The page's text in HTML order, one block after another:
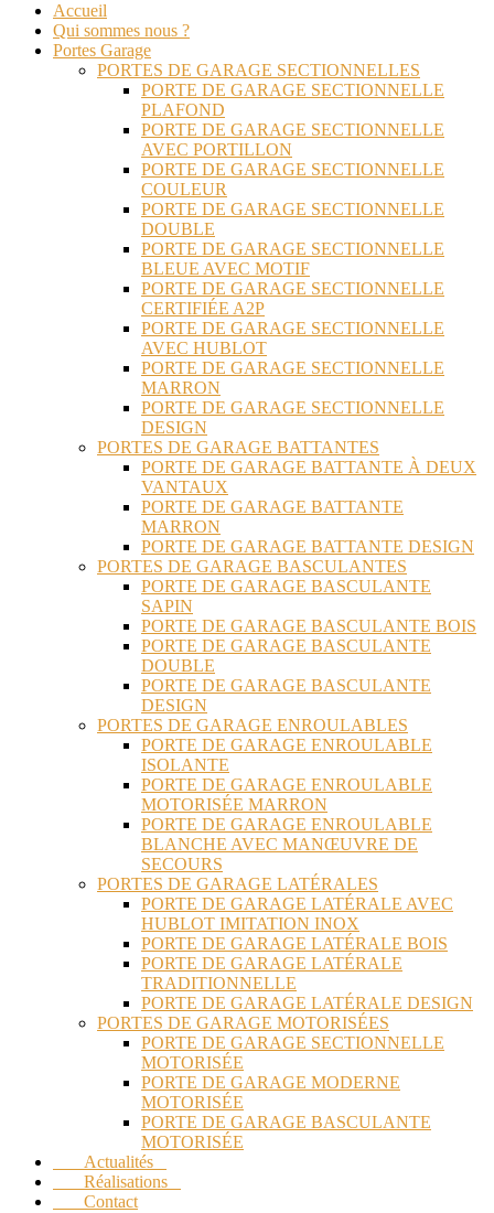
Accueil
Qui sommes nous ?
Portes Garage
PORTES DE GARAGE SECTIONNELLES
PORTE DE GARAGE SECTIONNELLE
PLAFOND
PORTE DE GARAGE SECTIONNELLE
AVEC PORTILLON
PORTE DE GARAGE SECTIONNELLE
COULEUR
PORTE DE GARAGE SECTIONNELLE
DOUBLE
PORTE DE GARAGE SECTIONNELLE
BLEUE AVEC MOTIF
PORTE DE GARAGE SECTIONNELLE
CERTIFIÉE A2P
PORTE DE GARAGE SECTIONNELLE
AVEC HUBLOT
PORTE DE GARAGE SECTIONNELLE
MARRON
PORTE DE GARAGE SECTIONNELLE
DESIGN
PORTES DE GARAGE BATTANTES
PORTE DE GARAGE BATTANTE À DEUX
VANTAUX
PORTE DE GARAGE BATTANTE
MARRON
PORTE DE GARAGE BATTANTE DESIGN
PORTES DE GARAGE BASCULANTES
PORTE DE GARAGE BASCULANTE
SAPIN
PORTE DE GARAGE BASCULANTE BOIS
PORTE DE GARAGE BASCULANTE
DOUBLE
PORTE DE GARAGE BASCULANTE
DESIGN
PORTES DE GARAGE ENROULABLES
PORTE DE GARAGE ENROULABLE
ISOLANTE
PORTE DE GARAGE ENROULABLE
MOTORISÉE MARRON
PORTE DE GARAGE ENROULABLE
BLANCHE AVEC MANŒUVRE DE
SECOURS
PORTES DE GARAGE LATÉRALES
PORTE DE GARAGE LATÉRALE AVEC
HUBLOT IMITATION INOX
PORTE DE GARAGE LATÉRALE BOIS
PORTE DE GARAGE LATÉRALE
TRADITIONNELLE
PORTE DE GARAGE LATÉRALE DESIGN
PORTES DE GARAGE MOTORISÉES
PORTE DE GARAGE SECTIONNELLE
MOTORISÉE
PORTE DE GARAGE MODERNE
MOTORISÉE
PORTE DE GARAGE BASCULANTE
MOTORISÉE
Actualités
Réalisations
Contact